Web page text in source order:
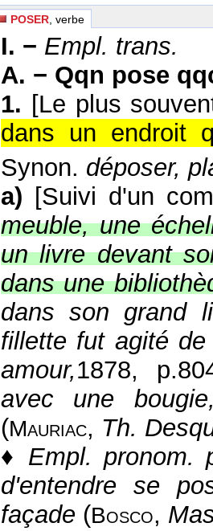
POSER , verbe
I. − Empl. trans.
A. − Qqn pose
1. [Le plus
dans un endroit
Synon. déposer,
a) [Suivi d'un
meuble, une
un livre devant
dans une
dans son grand
fillette fut agité
amour,1878,
avec une
(Mauriac, Th.
♦ Empl. pronom.
d'entendre se
façade (Bosco,